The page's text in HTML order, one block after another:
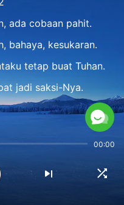
ada cobaan pahit.
bahaya, kesukaran.
tetap buat Tuhan.
jadi saksi-Nya.
2
kehendak-Nya,
00:00